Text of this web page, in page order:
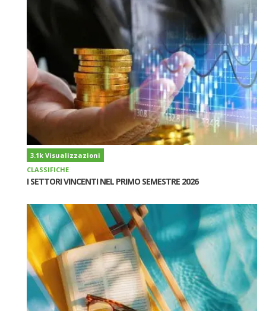
3.1k Visualizzazioni
CLASSIFICHE
I SETTORI VINCENTI NEL PRIMO SEMESTRE 2026